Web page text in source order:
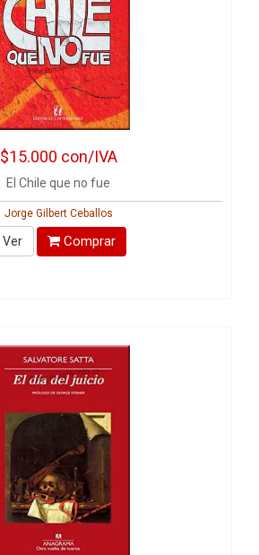
$15.000 con/IVA
El Chile que no fue
Jorge Gilbert Ceballos
Ver Comprar